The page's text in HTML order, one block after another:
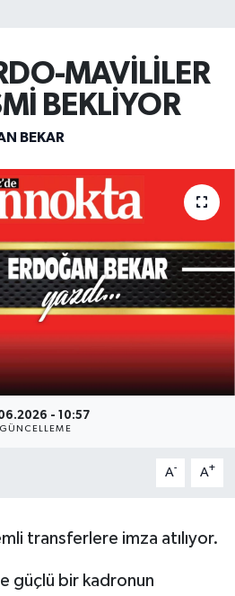
MAVİLİLER
BEKLİYOR
BEKAR
- 10:57
GÜNCELLEME
A- A+
transferlere imza atılıyor.
güçlü bir kadronun